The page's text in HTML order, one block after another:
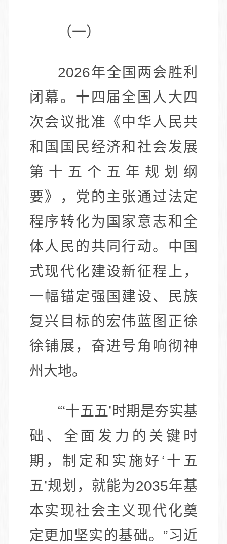
（一）
2026年全国两会胜利
闭幕。十四届全国人大四
次会议批准《中华人民共
和国国民经济和社会发展
第十五个五年规划纲
要》，党的主张通过法定
程序转化为国家意志和全
体人民的共同行动。中国
式现代化建设新征程上，
一幅锚定强国建设、民族
复兴目标的宏伟蓝图正徐
徐铺展，奋进号角响彻神
州大地。
“‘十五五’时期是夯实基
础、全面发力的关键时
期，制定和实施好‘十五
五’规划，就能为2035年基
本实现社会主义现代化奠
定更加坚实的基础。”习近